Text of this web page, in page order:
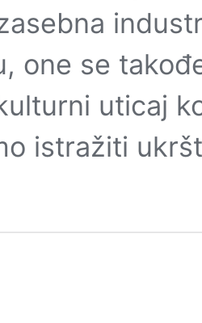
one se
uticaj
istražiti